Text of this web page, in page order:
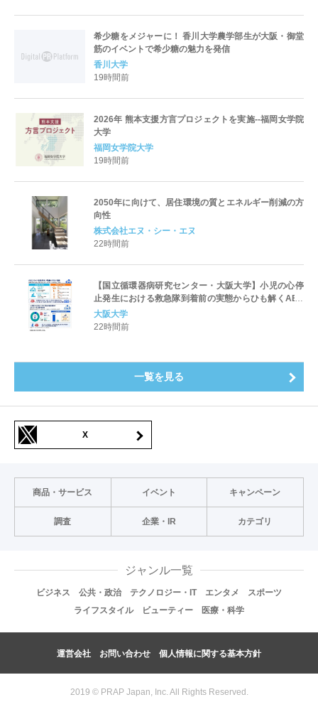
希少糖をメジャーに！ 香川大学農学部生が大阪・御堂
筋のイベントで希少糖の魅力を発信
香川大学
19時間前
2026年 熊本支援方言プロジェクトを実施--福岡女学院
大学
福岡女学院大学
19時間前
2050年に向けて、居住環境の質とエネルギー削減の方
向性
株式会社エヌ・シー・エヌ
22時間前
【国立循環器病研究センター・大阪大学】小児の心停
止発生における救急隊到着前の実態からひも解くAED
パッド装着と良好な神経学的転帰との関連性
大阪大学
22時間前
一覧を見る
X
商品・サービス イベント キャンペーン
調査 企業・IR カテゴリ
ジャンル一覧
ビジネス 公共・政治 テクノロジー・IT エンタメ
スポーツ
ライフスタイル
ビューティー 医療・科学
運営会社 お問い合わせ 個人情報に関する基本方針
2019 © PRAP Japan, Inc. All Rights Reserved.